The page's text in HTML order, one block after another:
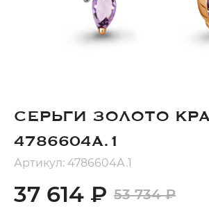
СЕРЬГИ ЗОЛОТО
4786604А.1
Артикул: 4786604А.1
37 614 ₽ 53 734 ₽
в корзину
Получайте товар
выбранный способом
списыватьсяс вашей карты